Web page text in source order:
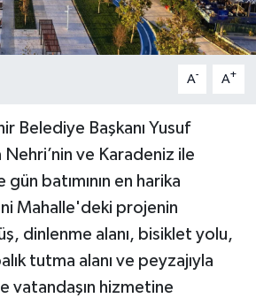
A- A+
Belediye Başkanı Yusuf
ve Karadeniz ile
batımının en harika
Mahalle'deki projenin
dinlenme alanı, bisiklet yolu,
tutma alanı ve peyzajıyla
vatandaşın hizmetine